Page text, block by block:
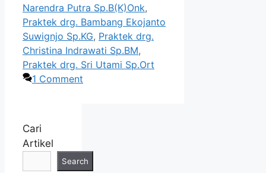
Narendra Putra Sp.B(K)Onk,
Praktek drg. Bambang Ekojanto
Suwignjo Sp.KG, Praktek drg.
Christina Indrawati Sp.BM,
Praktek drg. Sri Utami Sp.Ort
1 Comment
Cari
Artikel
Search